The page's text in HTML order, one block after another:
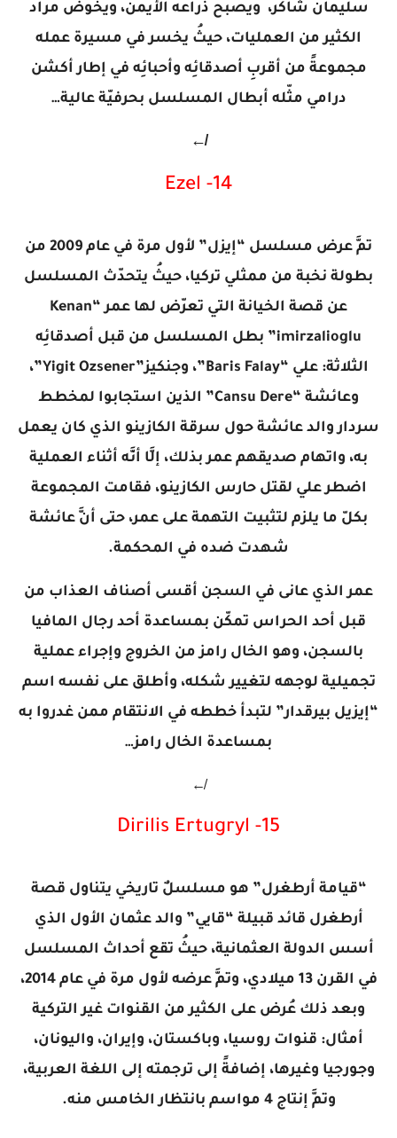
سليمان شاكر، ويصبح ذراعه الأيمن، ويخوض مراد
الكثير من العمليات، حيثُ يخسر في مسيرة عمله
مجموعةً من أقربِ أصدقائِه وأحبائِه في إطار أكشن
درامي مثّله أبطال المسلسل بحرفيّة عالية…
↚
14- Ezel
تمَّ عرض مسلسل “إيزل” لأول مرة في عام 2009 من
بطولة نخبة من ممثلي تركيا، حيثُ يتحدّث المسلسل
عن قصة الخيانة التي تعرّض لها عمر “Kenan
imirzalioglu” بطل المسلسل من قبل أصدقائِه
الثلاثة: علي “Baris Falay”، وجنكيز”Yigit Ozsener”،
وعائشة “Cansu Dere” الذين استجابوا لمخطط
سردار والد عائشة حول سرقة الكازينو الذي كان يعمل
به، واتهام صديقهم عمر بذلك، إلَّا أنَّه أثناء العملية
اضطر علي لقتل حارس الكازينو، فقامت المجموعة
بكلّ ما يلزم لتثبيت التهمة على عمر، حتى أنَّ عائشة
شهدت ضده في المحكمة.
عمر الذي عانى في السجن أقسى أصناف العذاب من
قبل أحد الحراس تمكّن بمساعدة أحد رجال المافيا
بالسجن، وهو الخال رامز من الخروج وإجراء عملية
تجميلية لوجهه لتغيير شكله، وأطلق على نفسه اسم
“إيزيل بيرقدار” لتبدأ خططه في الانتقام ممن غدروا به
بمساعدة الخال رامز…
↚
15- Dirilis Ertugryl
“قيامة أرطغرل” هو مسلسلٌ تاريخي يتناول قصة
أرطغرل قائد قبيلة “قايي” والد عثمان الأول الذي
أسس الدولة العثمانية، حيثُ تقع أحداث المسلسل
في القرن 13 ميلادي، وتمَّ عرضه لأول مرة في عام 2014،
وبعد ذلك عُرض على الكثير من القنوات غير التركية
أمثال: قنوات روسيا، وباكستان، وإيران، واليونان،
وجورجيا وغيرها، إضافةً إلى ترجمته إلى اللغة العربية،
وتمَّ إنتاج 4 مواسم بانتظار الخامس منه.